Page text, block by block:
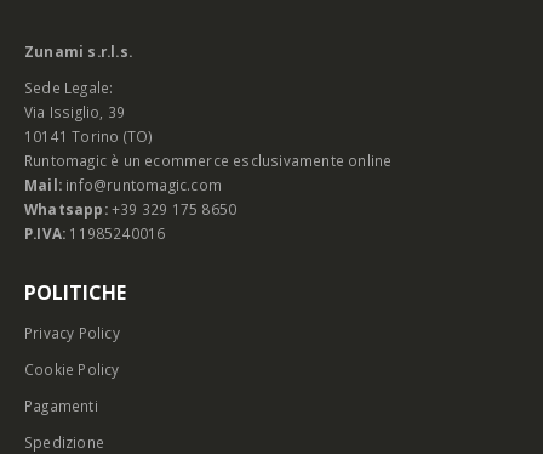
Zunami s.r.l.s.
Sede Legale:
Via Issiglio, 39
10141 Torino (TO)
Runtomagic è un ecommerce esclusivamente online
Mail: info@runtomagic.com
Whatsapp: +39 329 175 8650
P.IVA: 11985240016
POLITICHE
Privacy Policy
Cookie Policy
Pagamenti
Spedizione